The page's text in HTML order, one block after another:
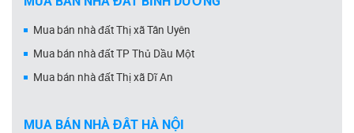
Mua bán nhà đất Thị xã Tân Uyên
Mua bán nhà đất TP Thủ Dầu Một
Mua bán nhà đất Thị xã Dĩ An
MUA BÁN NHÀ ĐẤT HÀ NỘI